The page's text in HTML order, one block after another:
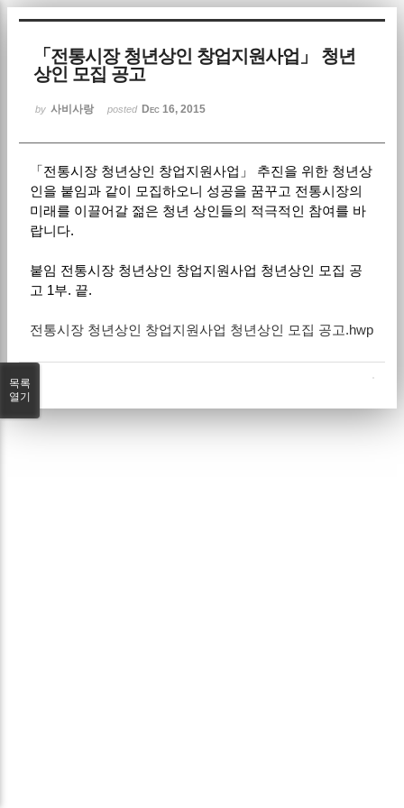
「전통시장 청년상인 창업지원사업」 청년
상인 모집 공고
by 사비사랑 posted Dec 16, 2015
「전통시장 청년상인 창업지원사업」 추진을 위한 청년상
인을 붙임과 같이 모집하오니 성공을 꿈꾸고 전통시장의
미래를 이끌어갈 젊은 청년 상인들의 적극적인 참여를 바
랍니다.
붙임 전통시장 청년상인 창업지원사업 청년상인 모집 공
고 1부. 끝.
전통시장 청년상인 창업지원사업 청년상인 모집 공고.hwp
목록
열기
Sketchbook5, 스케치북5
Sketchbook5, 스케치북5